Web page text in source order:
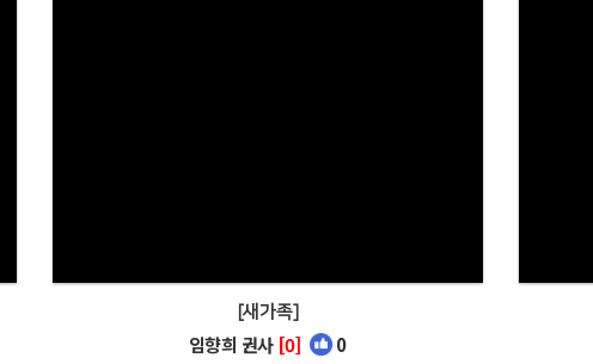
[새가족]
임향희 권사 [0] 0